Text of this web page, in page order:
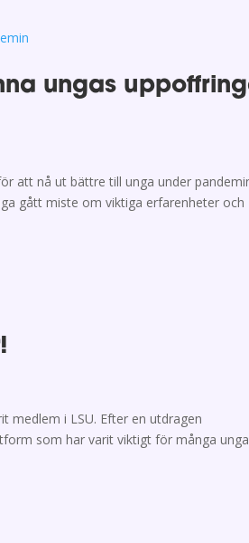
ungas
att nå ut bättre till unga under
gått miste om viktiga erfarenheter och
medlem i LSU. Efter en utdragen
som har varit viktigt för många unga